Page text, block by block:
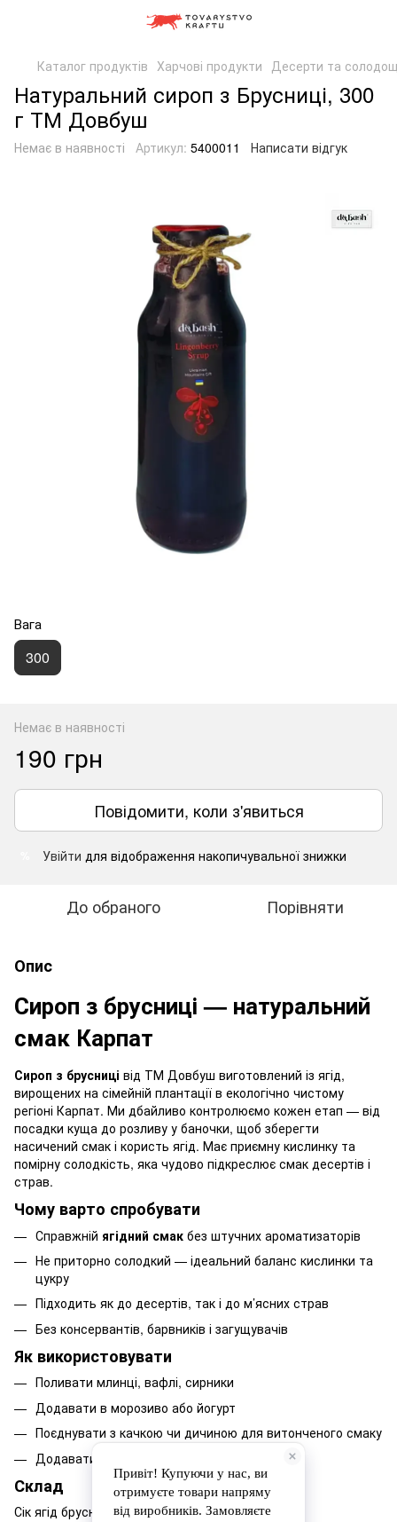
Каталог продуктів Харчові продукти Десерти та
Натуральний сироп з Брусниці, 300
г ТМ Довбуш
Немає в наявності Артикул: 5400011 Написати відгук
Вага
300
Немає в наявності
190 грн
Повідомити, коли з'явиться
Увійти для відображення накопичувальної знижки
До обраного Порівняти
Опис
Сироп з брусниці — натуральний
смак Карпат
Сироп з брусниці від ТМ Довбуш виготовлений із ягід,
вирощених на сімейній плантації в екологічно чистому
регіоні Карпат. Ми дбайливо контролюємо кожен етап — від
посадки куща до розливу у баночки, щоб зберегти
насичений смак і користь ягід. Має приємну кислинку та
помірну солодкість, яка чудово підкреслює смак десертів і
страв.
Чому варто спробувати
Справжній ягідний смак без штучних ароматизаторів
Не приторно солодкий — ідеальний баланс кислинки та
цукру
Підходить як до десертів, так і до м’ясних страв
Без консервантів, барвників і загущувачів
Як використовувати
Поливати млинці, вафлі, сирники
Додавати в морозиво або йогурт
Поєднувати з качкою чи дичиною для витонченого смаку
Додавати у напої — чай, лимонад, коктейлі
Склад
Сік ягід брусниці, цукор